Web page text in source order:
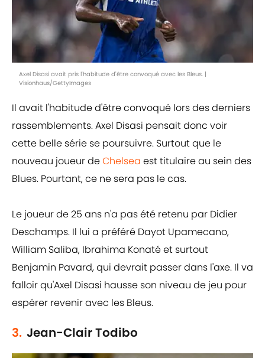
Axel Disasi avait pris l'habitude d'être convoqué avec les Bleus. |
Visionhaus/GettyImages
Il avait l'habitude d'être convoqué lors des derniers
rassemblements. Axel Disasi pensait donc voir
cette belle série se poursuivre. Surtout que le
nouveau joueur deChelsea est titulaire au sein des
Blues. Pourtant, ce ne sera pas le cas.
Le joueur de 25 ans n'a pas été retenu par Didier
Deschamps. Il lui a préféré Dayot Upamecano,
William Saliba, Ibrahima Konaté et surtout
Benjamin Pavard, qui devrait passer dans l'axe. Il va
falloir qu'Axel Disasi hausse son niveau de jeu pour
espérer revenir avec les Bleus.
3. Jean-Clair Todibo